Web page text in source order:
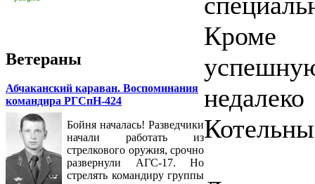
Ветераны
Абчаканский караван. Воспоминания
командира РГСпН-424
Бойня началась! Разведчики
начали работать из
стрелкового оружия, срочно
развернули АГС-17. Но
стрелять командиру группы
Кроме